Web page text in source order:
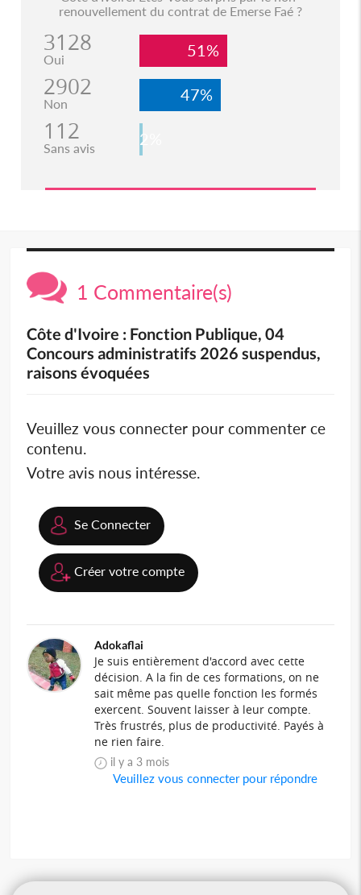
renouvellement du contrat de Emerse Faé ?
3128
Oui 51%
2902
Non 47%
112
Sans avis 2%
1 Commentaire(s)
Côte d'Ivoire : Fonction Publique, 04
Concours administratifs 2026 suspendus,
raisons évoquées
Veuillez vous connecter pour commenter ce
contenu.
Votre avis nous intéresse.
Se Connecter
Créer votre compte
Adokaflai
Je suis entièrement d'accord avec cette
décision. A la fin de ces formations, on ne
sait même pas quelle fonction les formés
exercent. Souvent laisser à leur compte.
Très frustrés, plus de productivité. Payés à
ne rien faire.
il y a 3 mois
Veuillez vous connecter pour répondre